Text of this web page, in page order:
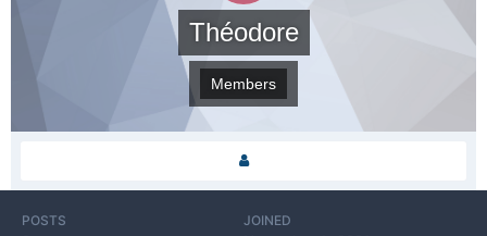
Théodore
Members
POSTS JOINED